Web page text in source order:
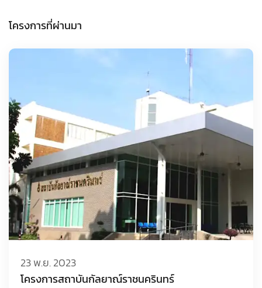
โครงการที่ผ่านมา
23 พ.ย. 2023
โครงการสถาบันกัลยาณ์ราชนครินทร์